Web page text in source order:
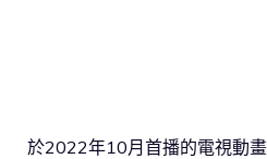
於2022年10月首播的電視動